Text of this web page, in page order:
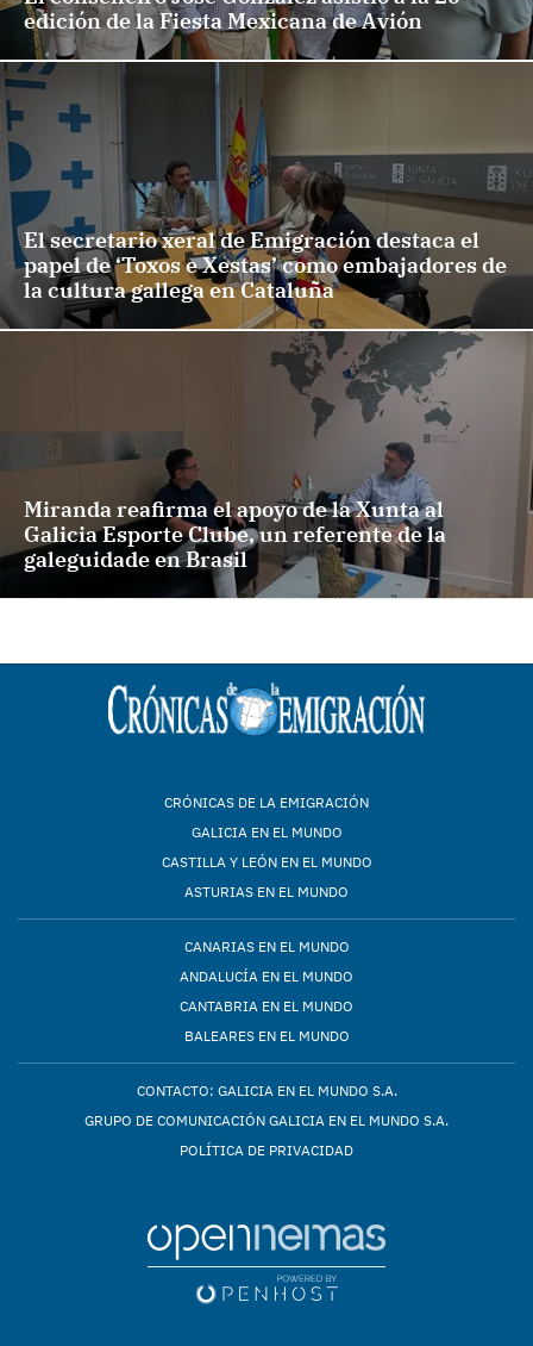
edición de la Fiesta Mexicana de Avión
El secretario xeral de Emigración destaca el
papel de ‘Toxos e Xestas’ como embajadores de
la cultura gallega en Cataluña
Miranda reafirma el apoyo de la Xunta al
Galicia Esporte Clube, un referente de la
galeguidade en Brasil
CRÓNICAS DE LA EMIGRACIÓN
GALICIA EN EL MUNDO
CASTILLA Y LEÓN EN EL MUNDO
ASTURIAS EN EL MUNDO
CANARIAS EN EL MUNDO
ANDALUCÍA EN EL MUNDO
CANTABRIA EN EL MUNDO
BALEARES EN EL MUNDO
CONTACTO: GALICIA EN EL MUNDO S.A.
GRUPO DE COMUNICACIÓN GALICIA EN EL MUNDO S.A.
POLÍTICA DE PRIVACIDAD